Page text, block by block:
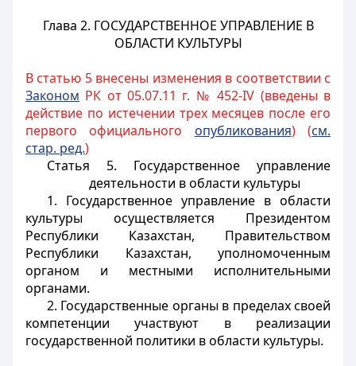
Глава 2. ГОСУДАРСТВЕННОЕ УПРАВЛЕНИЕ В
ОБЛАСТИ КУЛЬТУРЫ
В статью 5 внесены изменения в соответствии с
Законом РК от 05.07.11 г. № 452-IV (введены в
действие по истечении трех месяцев после его
первого официального опубликования) (см.
стар. ред.)
Статья 5. Государственное управление
деятельности в области культуры
1. Государственное управление в области
культуры осуществляется Президентом
Республики Казахстан, Правительством
Республики Казахстан, уполномоченным
органом и местными исполнительными
органами.
2. Государственные органы в пределах своей
компетенции участвуют в реализации
государственной политики в области культуры.